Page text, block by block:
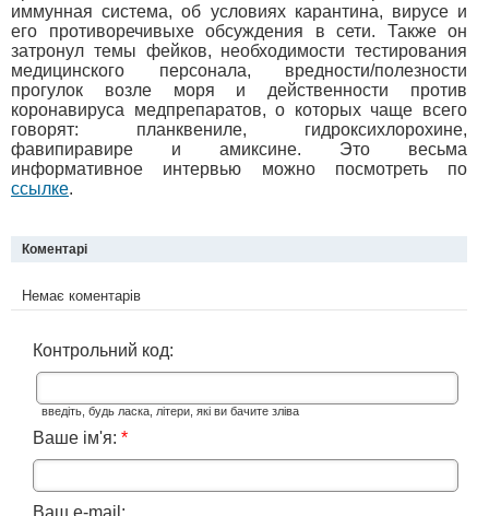
иммунная система, об условиях карантина, вирусе и
его противоречивыхе обсуждения в сети. Также он
затронул темы фейков, необходимости тестирования
медицинского персонала, вредности/полезности
прогулок возле моря и действенности против
коронавируса медпрепаратов, о которых чаще всего
говорят: планквениле, гидроксихлорохине,
фавипиравире и амиксине. Это весьма
информативное интервью можно посмотреть по
ссылке.
Коментарі
Немає коментарів
Контрольний код:
введіть, будь ласка, літери, які ви бачите зліва
Ваше ім'я: *
Ваш e-mail: